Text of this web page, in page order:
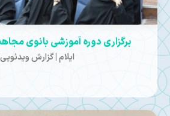
برگزاری دوره آموزشی بانوی
ایلام | گزارش